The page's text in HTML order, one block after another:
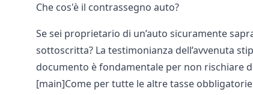
Che cos'è il contrassegno auto?
Se sei proprietario di un’auto sicuramente
sottoscritta? La testimonianza dell’avvenuta
documento è fondamentale per non rischiare
[main]Come per tutte le altre tasse